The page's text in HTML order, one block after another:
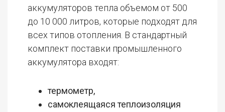
аккумуляторов тепла объемом от 500
до 10 000 литров, которые подходят для
всех типов отопления. В стандартный
комплект поставки промышленного
аккумулятора входят:
термометр,
самоклеящаяся теплоизоляция